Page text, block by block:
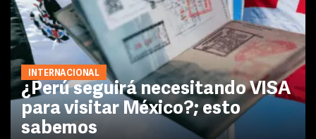
INTERNACIONAL
¿Perú seguirá necesitando VISA
para visitar México?; esto
sabemos